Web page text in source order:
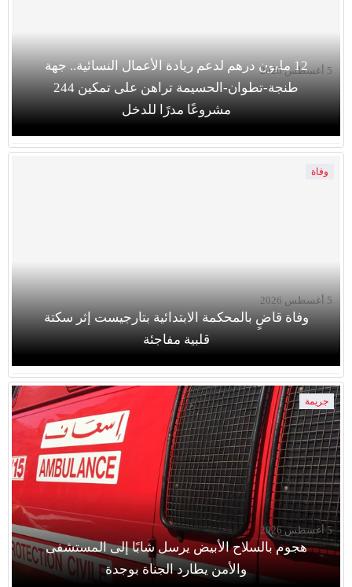
12 مليون درهم لدعم ريادة الأعمال النسائية.. جهة
طنجة-تطوان-الحسيمة تراهن على تمكين 244
مشروعًا مدرًا للدخل
5 أغسطس 2026
وفاة
وفاة قاضٍ بالمحكمة الابتدائية بتارجيست إثر سكتة
قلبية مفاجئة
5 أغسطس 2026
جريمة
هجوم بالسلاح الأبيض يرسل شابًا إلى المستشفى
والأمن يطارد الجناة بوجدة
5 أغسطس 2026